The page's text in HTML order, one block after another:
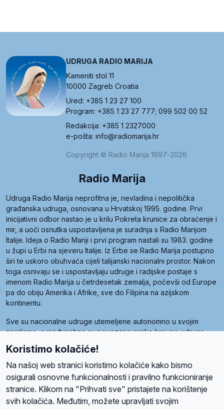
UDRUGA RADIO MARIJA
Kameniti stol 11
10000 Zagreb Croatia
Ured: +385 1 23 27 100
Program: +385 1 23 27 777; 099 502 00 52
Redakcija: +385 1 2327000
e-pošta: info@radiomarija.hr
Copyright © Radio Marija 1997-2026
Radio Marija
Udruga Radio Marija neprofitna je, nevladina i nepolitička
građanska udruga, osnovana u Hrvatskoj 1995. godine. Prvi
inicijativni odbor nastao je u krilu Pokreta krunice za obraćenje i
mir, a uoči osnutka uspostavljena je suradnja s Radio Marijom
Italije. Ideja o Radio Mariji i prvi program nastali su 1983. godine
u župi u Erbi na sjeveru Italije. Iz Erbe se Radio Marija postupno
širi te uskoro obuhvaća cijeli talijanski nacionalni prostor. Nakon
toga osnivaju se i uspostavljaju udruge i radijske postaje s
imenom Radio Marija u četrdesetak zemalja, počevši od Europe
pa do obiju Amerika i Afrike, sve do Filipina na azijskom
kontinentu.
Sve su nacionalne udruge utemeljene autonomno u svojim
zemljama, a međusobna su povezane preko krovne udruge
Radio Maria). Svjetsku obitelj utemeljilo je sedam članica, među
kojima je i hrvatska Udruga Radio Marija.
Koristimo kolačiće!
Na našoj web stranici koristimo kolačiće kako bismo
osigurali osnovne funkcionalnosti i pravilno funkcioniranje
stranice. Klikom na "Prihvati sve" pristajete na korištenje
svih kolačića. Međutim, možete upravljati svojim